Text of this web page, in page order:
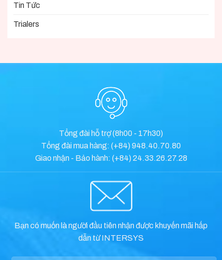
Tin Tức
Trialers
Tổng đài hỗ trợ (8h00 - 17h30)
Tổng đài mua hàng: (+84) 948.40.70.80
Giao nhận - Bảo hành: (+84) 24.33.26.27.28
Bạn có muốn là người đầu tiên nhận được khuyến mãi hấp
dẫn từ INTERSYS